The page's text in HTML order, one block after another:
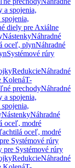
a spojenia,
diely pre Axiálne
NástenkyNáhradné
oceľ, plynNáhradné
Systémové rúry
RedukcieNáhradné
KolenáT-
prechodyNáhradné
a spojenia,
NástenkyNáhradné
oceľ, modré
oceľ, modré
Systémové rúry
pre Systémové rúry
RedukcieNáhradné